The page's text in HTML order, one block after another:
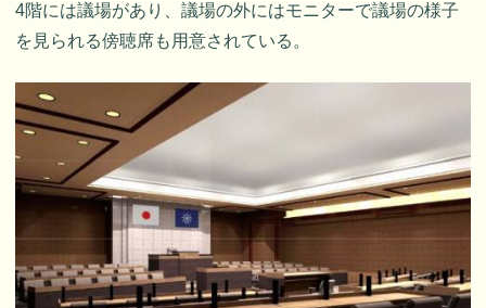
4階には議場があり、議場の外にはモニターで議場の様子
を見られる傍聴席も用意されている。